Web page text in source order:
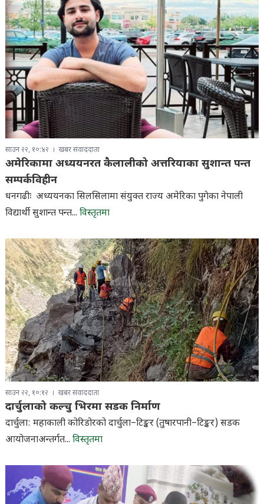
साउन २२, १०:४२ खबर संवाददाता
अमेरिकामा अध्ययनरत कैलालीको अत्तरियाका सुशान्त पन्त
सम्पर्कविहीन
धनगढीः अध्ययनका सिलसिलामा संयुक्त राज्य अमेरिका पुगेका नेपाली
विद्यार्थी सुशान्त पन्त... विस्तृतमा
साउन २२, १०:१२ खबर संवाददाता
दार्चुलाको कल्चु भिरमा सडक निर्माण
दार्चुला: महाकाली कोरिडोरको दार्चुला–टिङ्कर (तुषारपानी–टिङ्कर) सडक
आयोजनाअन्तर्गत... विस्तृतमा